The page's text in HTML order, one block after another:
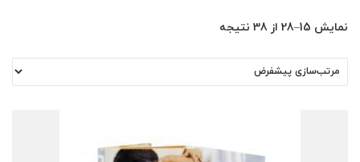
نمایش 15–28 از 38 نتیجه